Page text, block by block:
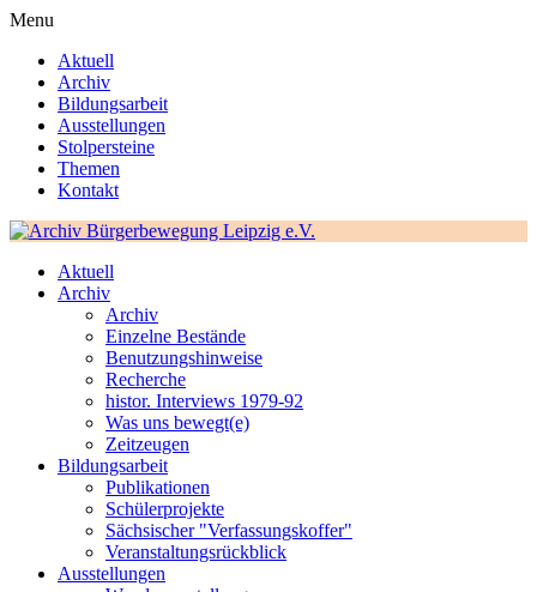
Menu
Aktuell
Archiv
Bildungsarbeit
Ausstellungen
Stolpersteine
Themen
Kontakt
Aktuell
Archiv
Archiv
Einzelne Bestände
Benutzungshinweise
Recherche
histor. Interviews 1979-92
Was uns bewegt(e)
Zeitzeugen
Bildungsarbeit
Publikationen
Schülerprojekte
Sächsischer "Verfassungskoffer"
Veranstaltungsrückblick
Ausstellungen